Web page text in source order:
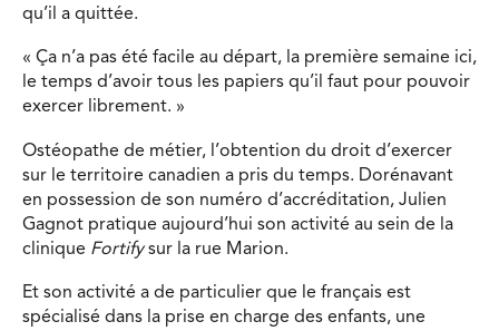
qu’il a quittée.
« Ça n’a pas été facile au départ, la première semaine ici,
le temps d’avoir tous les papiers qu’il faut pour pouvoir
exercer librement. »
Ostéopathe de métier, l’obtention du droit d’exercer
sur le territoire canadien a pris du temps. Dorénavant
en possession de son numéro d’accréditation, Julien
Gagnot pratique aujourd’hui son activité au sein de la
clinique Fortifysur la rue Marion.
Et son activité a de particulier que le français est
spécialisé dans la prise en charge des enfants, une